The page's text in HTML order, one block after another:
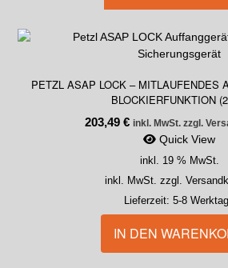
PETZL ASAP LOCK – MITLAUFENDES
BLOCKIERFUNKTION
203,49 € inkl. MwSt. zzgl.
Quick View
inkl. 19 % MwSt.
inkl. MwSt. zzgl.
Lieferzeit: 5-8
IN DEN